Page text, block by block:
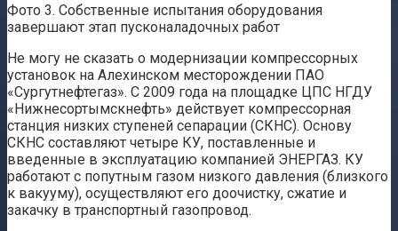
Фото 3. Собственные испытания оборудования
завершают этап пусконаладочных работ
Не могу не сказать о модернизации компрессорных
установок на Алехинском месторождении ПАО
«Сургутнефтегаз». С 2009 года на площадке ЦПС НГДУ
«Нижнесортымскнефть» действует компрессорная
станция низких ступеней сепарации (СКНС). Основу
СКНС составляют четыре КУ, поставленные и
введенные в эксплуатацию компанией ЭНЕРГАЗ. КУ
работают с попутным газом низкого давления (близкого
к вакууму), осуществляют его доочистку, сжатие и
закачку в транспортный газопровод.